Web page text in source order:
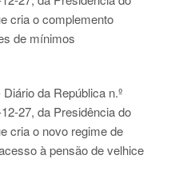
cria o complemento
de mínimos
da República n.º
27, da Presidência do
cria o novo regime de
à pensão de velhice